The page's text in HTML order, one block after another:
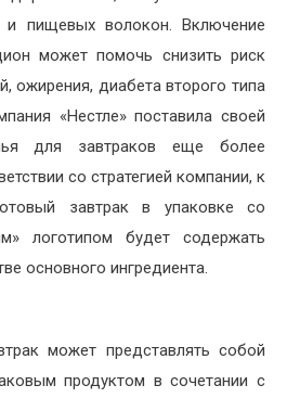
и пищевых волокон. Включение
может помочь снизить риск
ожирения, диабета второго типа
«Нестле» поставила своей
для завтраков еще более
со стратегией компании, к
завтрак в упаковке со
логотипом будет содержать
основного ингредиента.
может представлять собой
продуктом в сочетании с